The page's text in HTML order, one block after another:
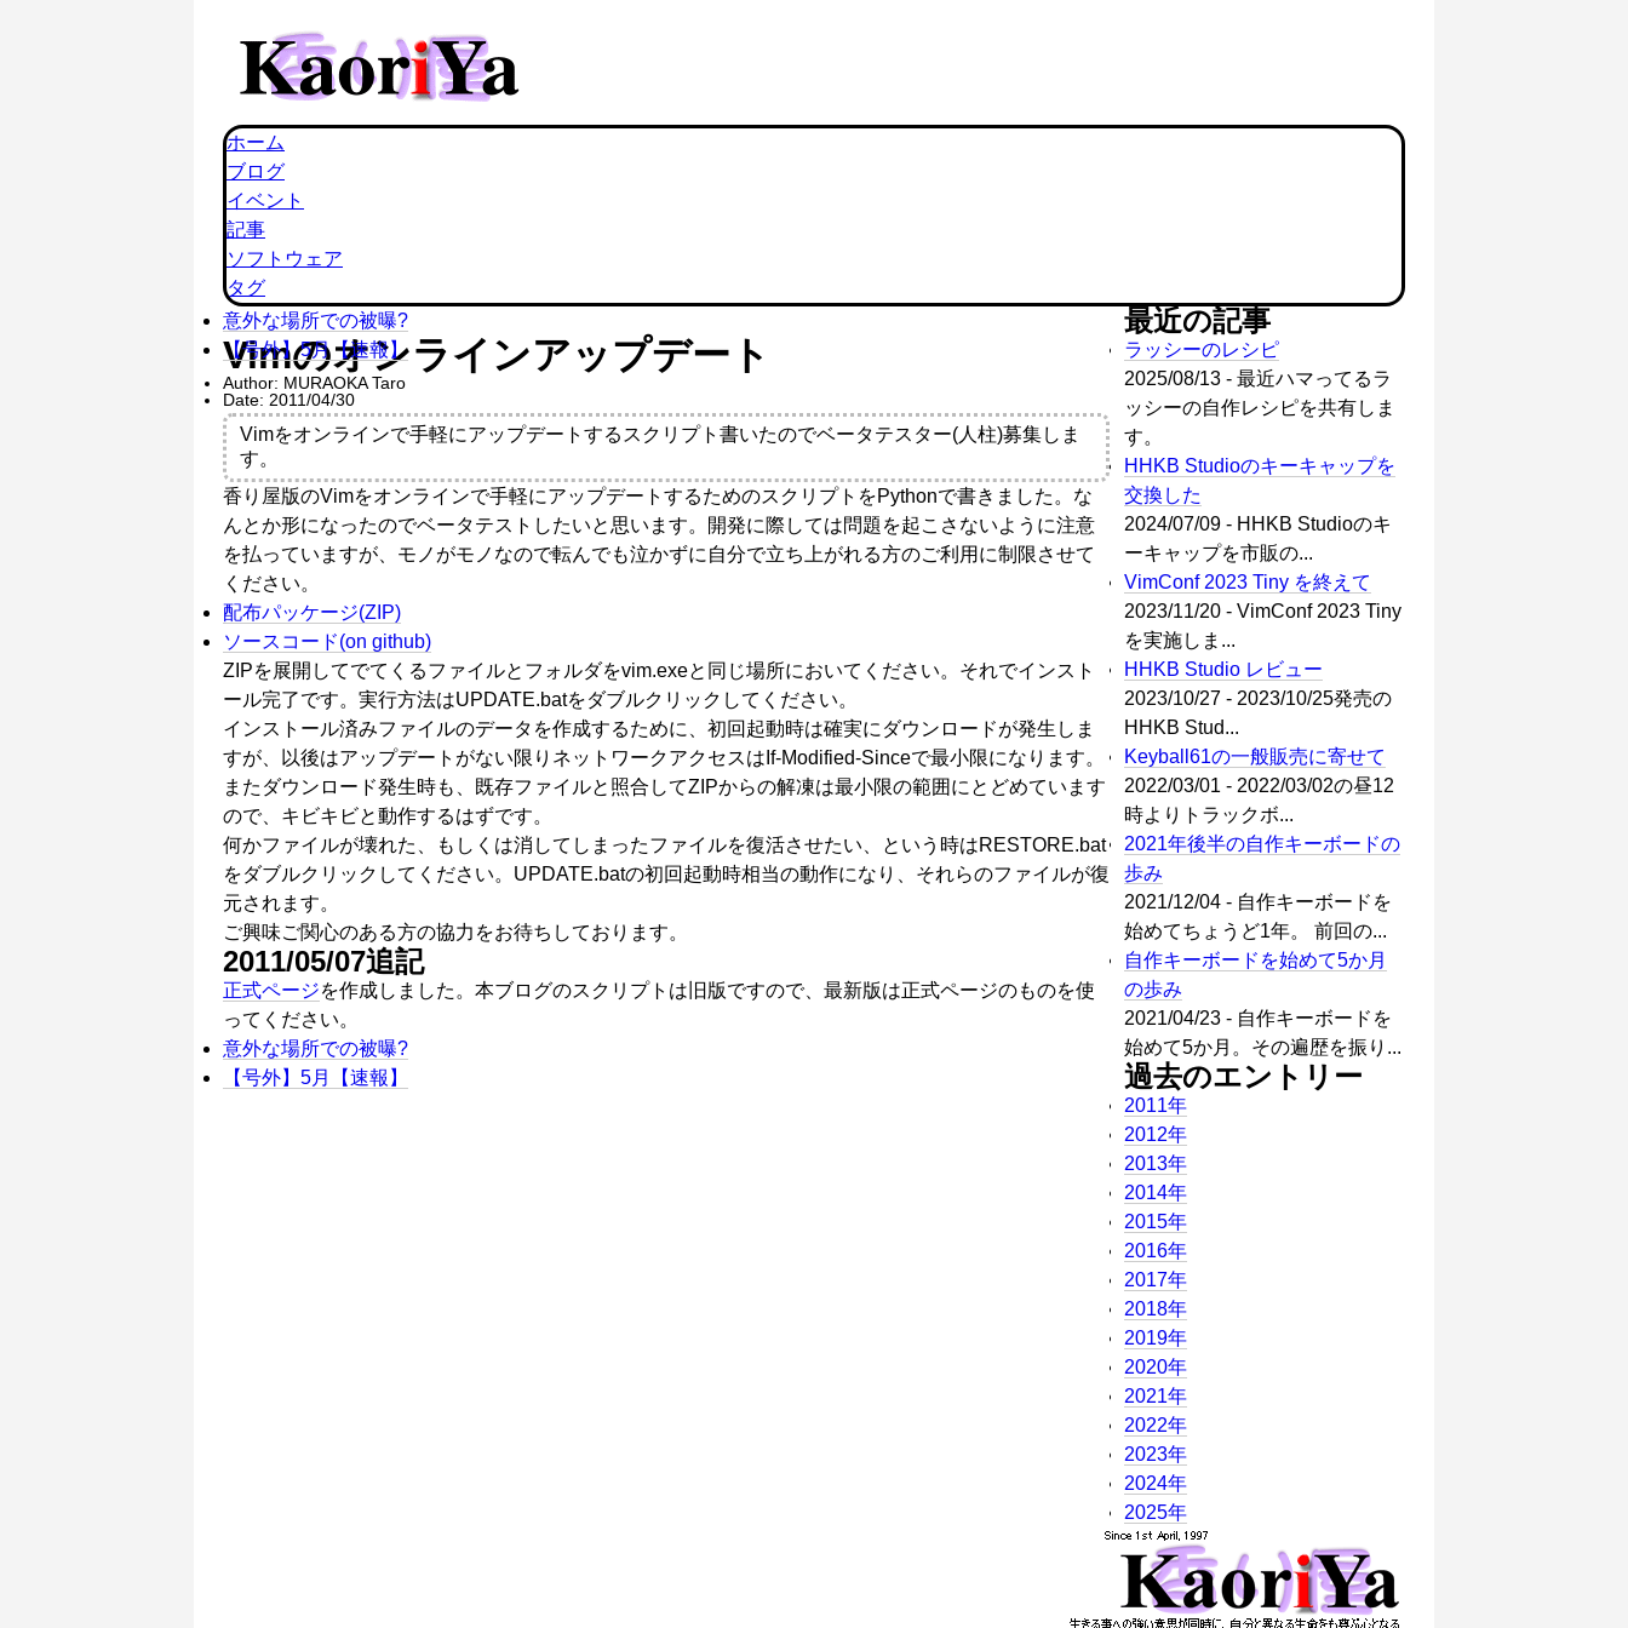
ホーム
ブログ
イベント
記事
ソフトウェア
タグ
意外な場所での被曝?
【号外】5月【速報】
Vimのオンラインアップデート
Author: MURAOKA Taro
Date: 2011/04/30
Vimをオンラインで手軽にアップデートするスクリプト書いたのでベータテスター(人柱)募集しま
す。
香り屋版のVimをオンラインで手軽にアップデートするためのスクリプトをPythonで書きました。な
んとか形になったのでベータテストしたいと思います。開発に際しては問題を起こさないように注意
を払っていますが、モノがモノなので転んでも泣かずに自分で立ち上がれる方のご利用に制限させて
ください。
配布パッケージ(ZIP)
ソースコード(on github)
ZIPを展開してでてくるファイルとフォルダをvim.exeと同じ場所においてください。それでインスト
ール完了です。実行方法はUPDATE.batをダブルクリックしてください。
インストール済みファイルのデータを作成するために、初回起動時は確実にダウンロードが発生しま
すが、以後はアップデートがない限りネットワークアクセスはIf-Modified-Sinceで最小限になります。
またダウンロード発生時も、既存ファイルと照合してZIPからの解凍は最小限の範囲にとどめています
ので、キビキビと動作するはずです。
何かファイルが壊れた、もしくは消してしまったファイルを復活させたい、という時はRESTORE.bat
をダブルクリックしてください。UPDATE.batの初回起動時相当の動作になり、それらのファイルが復
元されます。
ご興味ご関心のある方の協力をお待ちしております。
2011/05/07追記
正式ページを作成しました。本ブログのスクリプトは旧版ですので、最新版は正式ページのものを使
ってください。
意外な場所での被曝?
【号外】5月【速報】
最近の記事
ラッシーのレシピ
2025/08/13 - 最近ハマってるラ
ッシーの自作レシピを共有しま
す。
HHKB Studioのキーキャップを
交換した
2024/07/09 - HHKB Studioのキ
ーキャップを市販の...
VimConf 2023 Tiny を終えて
2023/11/20 - VimConf 2023 Tiny
を実施しま...
HHKB Studio レビュー
2023/10/27 - 2023/10/25発売の
HHKB Stud...
Keyball61の一般販売に寄せて
2022/03/01 - 2022/03/02の昼12
時よりトラックボ...
2021年後半の自作キーボードの
歩み
2021/12/04 - 自作キーボードを
始めてちょうど1年。 前回の...
自作キーボードを始めて5か月
の歩み
2021/04/23 - 自作キーボードを
始めて5か月。その遍歴を振り...
過去のエントリー
2011年
2012年
2013年
2014年
2015年
2016年
2017年
2018年
2019年
2020年
2021年
2022年
2023年
2024年
2025年